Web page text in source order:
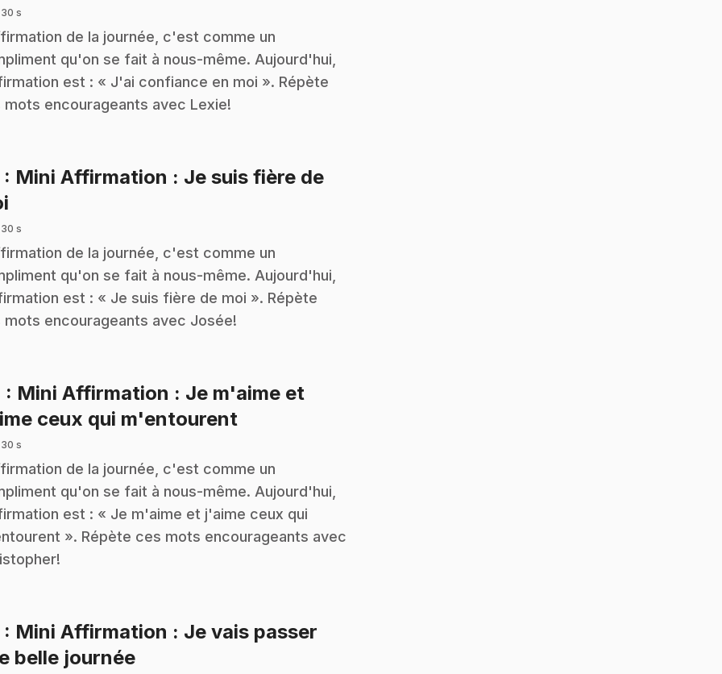
30 s
de la journée, c'est comme un
qu'on se fait à nous-même. Aujourd'hui,
est : « J'ai confiance en moi ». Répète
mots encourageants avec Lexie!
: Mini Affirmation : Je suis fière de
30 s
de la journée, c'est comme un
qu'on se fait à nous-même. Aujourd'hui,
est : « Je suis fière de moi ». Répète
mots encourageants avec Josée!
: Mini Affirmation : Je m'aime et
ceux qui m'entourent.
30 s
de la journée, c'est comme un
qu'on se fait à nous-même. Aujourd'hui,
est : « Je m'aime et j'aime ceux qui
». Répète ces mots encourageants avec
: Mini Affirmation : Je vais passer
belle journée.